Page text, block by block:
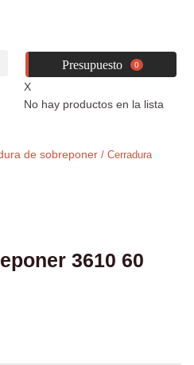
0
X
No hay productos en la lista
de sobreponer / Cerradura
3610 60